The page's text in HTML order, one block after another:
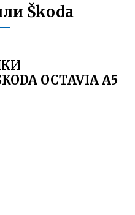
Škoda
OCTAVIA A5